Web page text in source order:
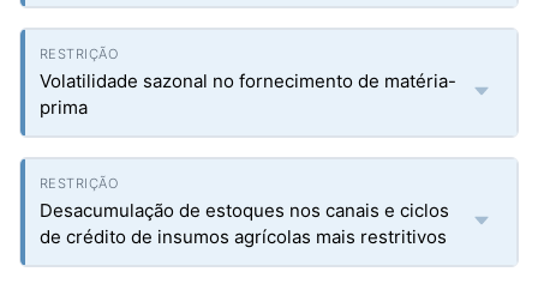
Volatilidade sazonal no fornecimento de matéria-
prima
Desacumulação de estoques nos canais e ciclos
de crédito de insumos agrícolas mais restritivos